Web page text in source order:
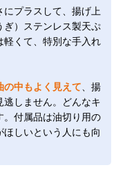
プラスして、揚げ上
ぎ）ステンレス製天ぷ
軽くて、特別な手入れ
の中もよく見えて 、揚
逃しません。どんなキ
。付属品は油切り用の
しいという人にも向